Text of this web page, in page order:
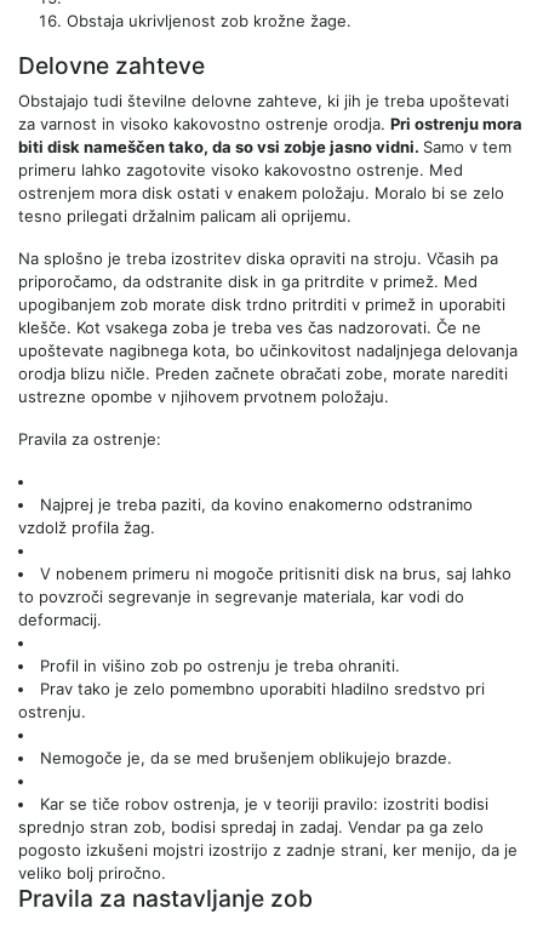
Obstaja ukrivljenost zob krožne žage.
Delovne zahteve
Obstajajo tudi številne delovne zahteve, ki jih je treba upoštevati
za varnost in visoko kakovostno ostrenje orodja. Pri ostrenju mora
biti disk nameščen tako, da so vsi zobje jasno vidni. Samo v tem
primeru lahko zagotovite visoko kakovostno ostrenje. Med
ostrenjem mora disk ostati v enakem položaju. Moralo bi se zelo
tesno prilegati držalnim palicam ali oprijemu.
Na splošno je treba izostritev diska opraviti na stroju. Včasih pa
priporočamo, da odstranite disk in ga pritrdite v primež. Med
upogibanjem zob morate disk trdno pritrditi v primež in uporabiti
klešče. Kot vsakega zoba je treba ves čas nadzorovati. Če ne
upoštevate nagibnega kota, bo učinkovitost nadaljnjega delovanja
orodja blizu ničle. Preden začnete obračati zobe, morate narediti
ustrezne opombe v njihovem prvotnem položaju.
Pravila za ostrenje:
Najprej je treba paziti, da kovino enakomerno odstranimo
vzdolž profila žag.
V nobenem primeru ni mogoče pritisniti disk na brus, saj lahko
to povzroči segrevanje in segrevanje materiala, kar vodi do
deformacij.
Profil in višino zob po ostrenju je treba ohraniti.
Prav tako je zelo pomembno uporabiti hladilno sredstvo pri
ostrenju.
Nemogoče je, da se med brušenjem oblikujejo brazde.
Kar se tiče robov ostrenja, je v teoriji pravilo: izostriti bodisi
sprednjo stran zob, bodisi spredaj in zadaj. Vendar pa ga zelo
pogosto izkušeni mojstri izostrijo z zadnje strani, ker menijo, da je
veliko bolj priročno.
Pravila za nastavljanje zob